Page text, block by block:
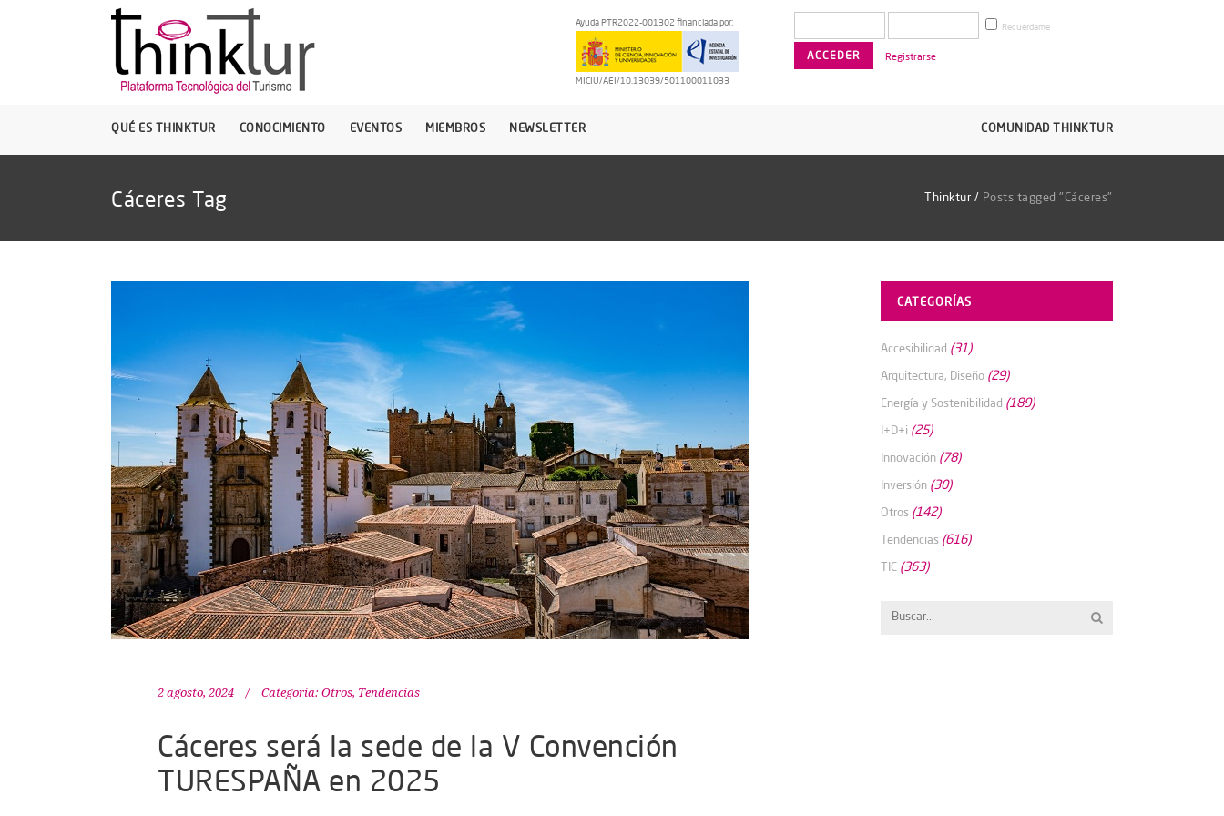
Ayuda PTR2022-001302 financiada por:
MICIU/AEI/10.13039/501100011033
Recuérdame
Registrarse
QUÉ ES THINKTUR CONOCIMIENTO EVENTOS MIEMBROS NEWSLETTER COMUNIDAD THINKTUR
Cáceres Tag Thinktur / Posts tagged "Cáceres"
2 agosto, 2024 Categoría: Otros, Tendencias
Cáceres será la sede de la V Convención
TURESPAÑA en 2025
CATEGORÍAS
Accesibilidad (31)
Arquitectura, Diseño (29)
Energía y Sostenibilidad (189)
I+D+i (25)
Innovación (78)
Inversión (30)
Otros (142)
Tendencias (616)
TIC (363)